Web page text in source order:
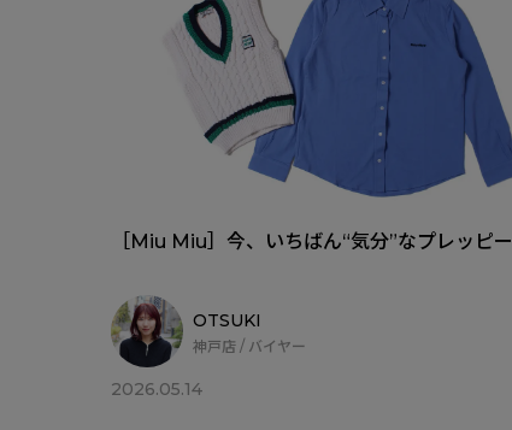
［Miu Miu］今、いちばん“気分”なプレッピー
OTSUKI
神戸店 / バイヤー
2026.05.14